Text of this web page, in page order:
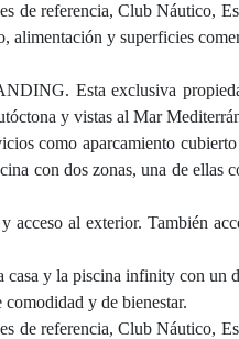
de referencia, Club Náutico,
alimentación y superficies
Esta exclusiva
y vistas al Mar
como aparcamiento
con dos zonas, una de ellas
al exterior. También
y la piscina infinity con un
comodidad y de bienestar.
de referencia, Club Náutico,